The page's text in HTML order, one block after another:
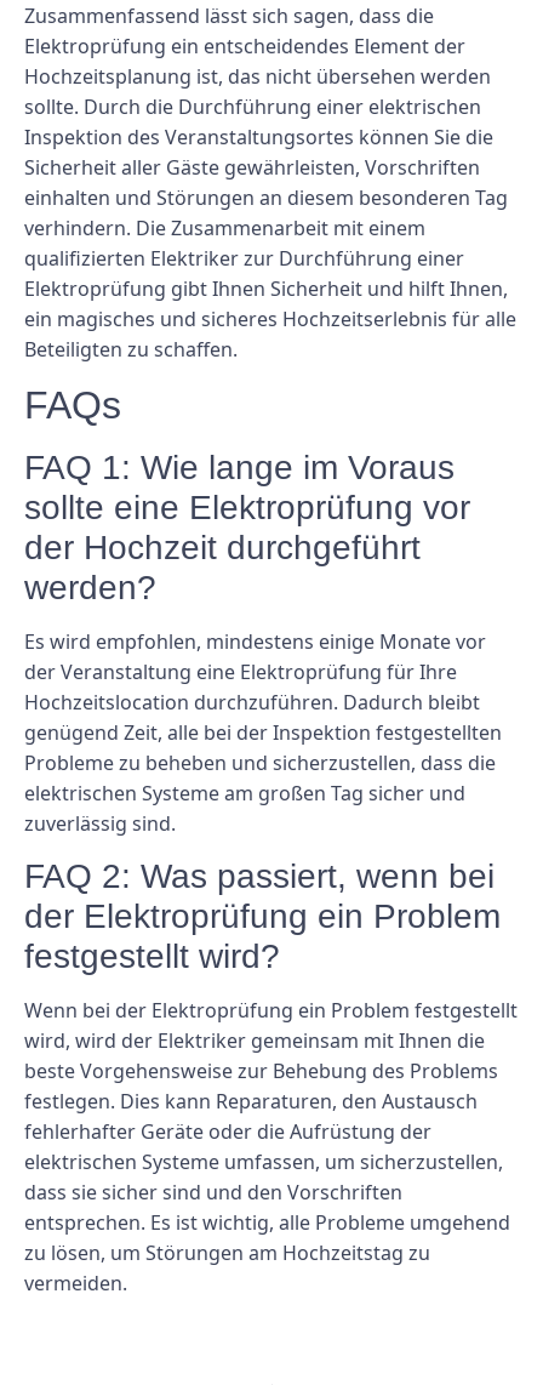
Zusammenfassend lässt sich sagen, dass die
Elektroprüfung ein entscheidendes Element der
Hochzeitsplanung ist, das nicht übersehen werden
sollte. Durch die Durchführung einer elektrischen
Inspektion des Veranstaltungsortes können Sie die
Sicherheit aller Gäste gewährleisten, Vorschriften
einhalten und Störungen an diesem besonderen Tag
verhindern. Die Zusammenarbeit mit einem
qualifizierten Elektriker zur Durchführung einer
Elektroprüfung gibt Ihnen Sicherheit und hilft Ihnen,
ein magisches und sicheres Hochzeitserlebnis für alle
Beteiligten zu schaffen.
FAQs
FAQ 1: Wie lange im Voraus
sollte eine Elektroprüfung vor
der Hochzeit durchgeführt
werden?
Es wird empfohlen, mindestens einige Monate vor
der Veranstaltung eine Elektroprüfung für Ihre
Hochzeitslocation durchzuführen. Dadurch bleibt
genügend Zeit, alle bei der Inspektion festgestellten
Probleme zu beheben und sicherzustellen, dass die
elektrischen Systeme am großen Tag sicher und
zuverlässig sind.
FAQ 2: Was passiert, wenn bei
der Elektroprüfung ein Problem
festgestellt wird?
Wenn bei der Elektroprüfung ein Problem festgestellt
wird, wird der Elektriker gemeinsam mit Ihnen die
beste Vorgehensweise zur Behebung des Problems
festlegen. Dies kann Reparaturen, den Austausch
fehlerhafter Geräte oder die Aufrüstung der
elektrischen Systeme umfassen, um sicherzustellen,
dass sie sicher sind und den Vorschriften
entsprechen. Es ist wichtig, alle Probleme umgehend
zu lösen, um Störungen am Hochzeitstag zu
vermeiden.